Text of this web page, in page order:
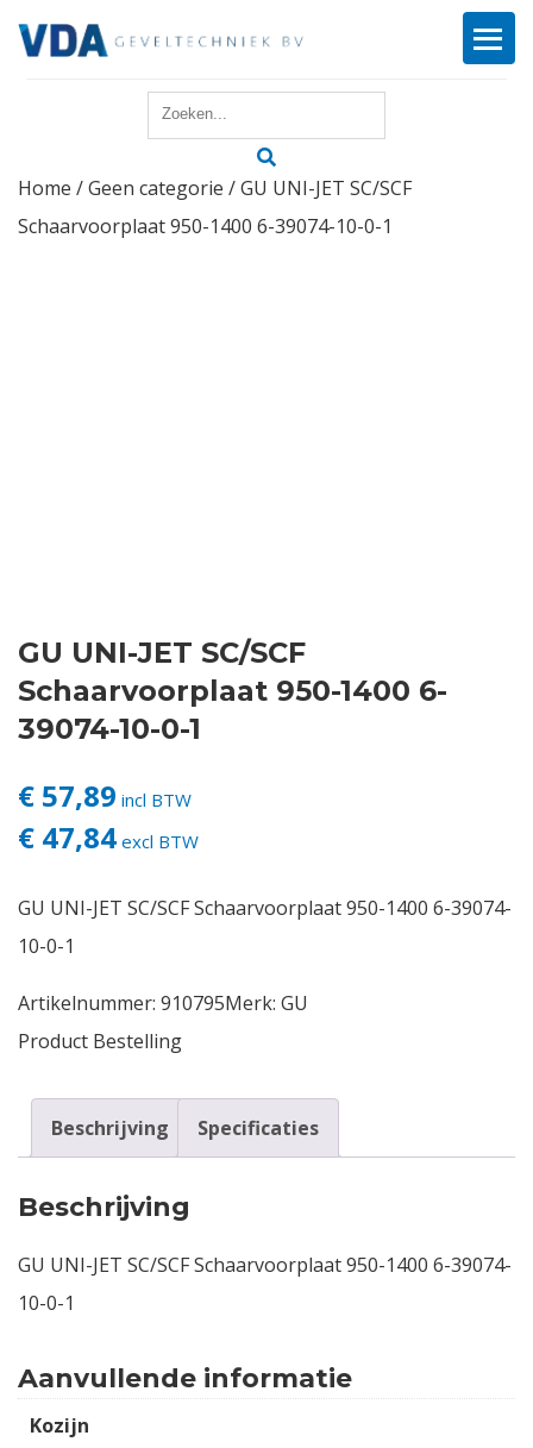
Reparatie
Login
Vacatures
Home /Geen categorie / GU UNI-JET SC/SCF
Schaarvoorplaat 950-1400 6-39074-10-0-1
GU UNI-JET SC/SCF
Schaarvoorplaat 950-1400 6-
39074-10-0-1
€ 57,89 incl BTW
€ 47,84 excl BTW
GU UNI-JET SC/SCF Schaarvoorplaat 950-1400 6-39074-
10-0-1
Artikelnummer: 910795Merk: GU
Product Bestelling
Beschrijving Specificaties
Beschrijving
GU UNI-JET SC/SCF Schaarvoorplaat 950-1400 6-39074-
10-0-1
Aanvullende informatie
Kozijn